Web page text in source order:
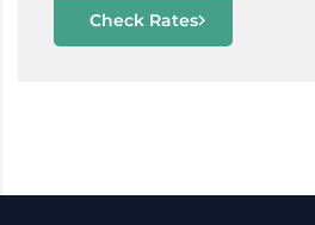
Check Rates